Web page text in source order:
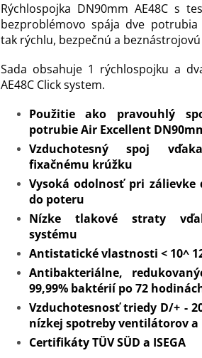
Rýchlospojka DN90mm AE48C s
bezproblémovo spája dve potrubia
tak rýchlu, bezpečnú a
Sada obsahuje 1 rýchlospojku a
AE48C Click system.
Použitie ako pravouhlý
potrubie Air Excellent
Vzduchotesný spoj
fixačnému krúžku
Vysoká odolnosť pri zálievke
do poteru
Nízke tlakové straty
systému
Antistatické vlastnosti < 10^
Antibakteriálne,
99,99% baktérií po 72
Vzduchotesnosť triedy D/+ -
nízkej spotreby ventilátorov
Certifikáty TÜV SÜD a ISEGA